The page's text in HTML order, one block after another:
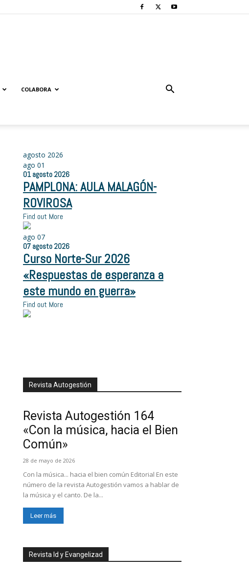
COLABORA
agosto 2026
ago 01
01 agosto 2026
PAMPLONA: AULA MALAGÓN-
ROVIROSA
Find out More
ago 07
07 agosto 2026
Curso Norte-Sur 2026
«Respuestas de esperanza a
este mundo en guerra»
Find out More
Revista Autogestión
Revista Autogestión 164
«Con la música, hacia el Bien
Común»
28 de mayo de 2026
Con la música... hacia el bien común Editorial En este
número de la revista Autogestión vamos a hablar de
la música y el canto. De la...
Leer más
Revista Id y Evangelizad